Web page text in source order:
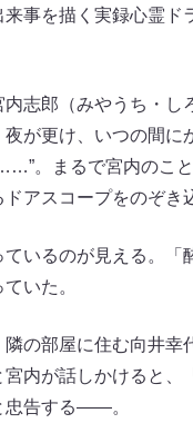
事を描く実録心霊ド
志郎（みやうち・し
が更け、いつの間
。まるで宮内のこ
アスコープをのぞき
いるのが見える。
いた。
の部屋に住む向井
宮内が話しかけると
忠告する――。